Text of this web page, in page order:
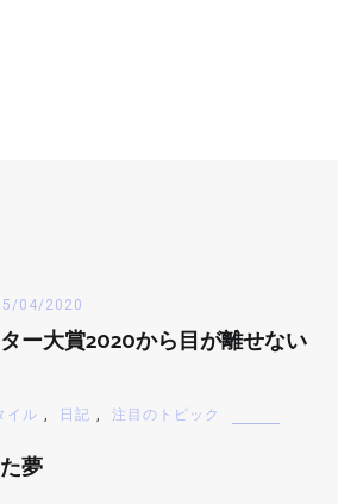
04/2020
ー大賞2020から目が離せない
イル , 日記 ,
注目のトピック
夢